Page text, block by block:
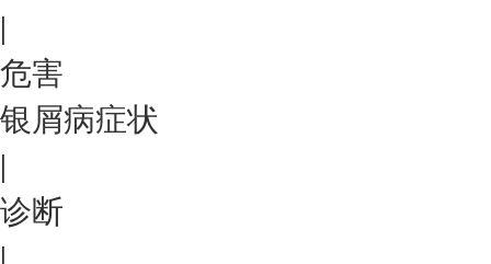
|
危害
银屑病症状
|
诊断